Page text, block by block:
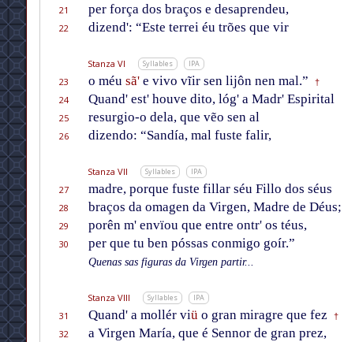
21
per força dos braços e desaprendeu,
22
dizend': “Este terrei éu trões que vir
Stanza VI Syllables IPA
23 o méu sã'e vivo vĩir sen lijôn nen mal.” †
24
Quand' est' houve dito, lóg' a Madr' Espirital
25
resurgio-o dela, que vẽo sen al
26
dizendo: “Sandía, mal fuste falir,
Stanza VII Syllables IPA
27 madre, porque fuste fillar séu Fillo dos séus
28
braços da omagen da Virgen, Madre de Déus;
29
porên m' envïou que entre ontr' os téus,
30
per que tu ben póssas conmigo goír.”
Quenas sas figuras da Virgen partir...
Stanza VIII Syllables IPA
31 Quand' a mollér viü o gran miragre que fez †
32
a Virgen María, que é Sennor de gran prez,